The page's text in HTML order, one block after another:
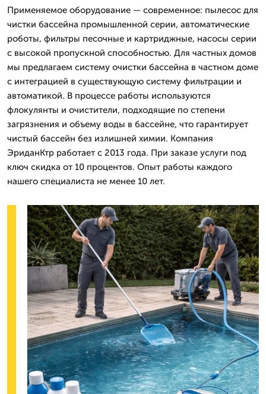
Применяемое оборудование — современное: пылесос для
чистки бассейна промышленной серии, автоматические
роботы, фильтры песочные и картриджные, насосы серии
с высокой пропускной способностью. Для частных домов
мы предлагаем систему очистки бассейна в частном доме
с интеграцией в существующую систему фильтрации и
автоматикой. В процессе работы используются
флокулянты и очистители, подходящие по степени
загрязнения и объему воды в бассейне, что гарантирует
чистый бассейн без излишней химии. Компания
ЭриданКтр работает с 2013 года. При заказе услуги под
ключ скидка от 10 процентов. Опыт работы каждого
нашего специалиста не менее 10 лет.